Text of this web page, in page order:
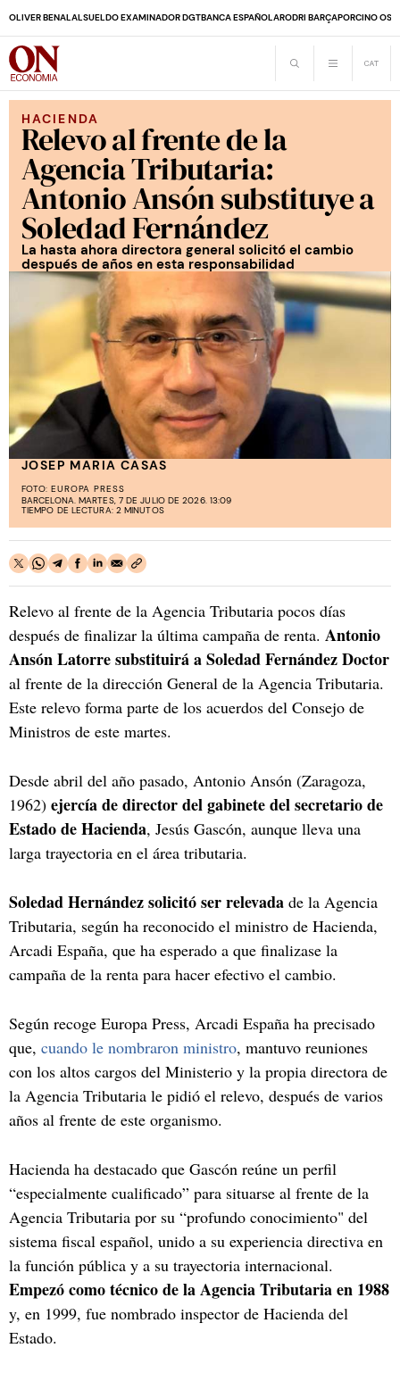
OLIVER BENALALSUELDO EXAMINADOR DGTBANCA ESPAÑOLARODRI BARÇAPORCINO
HACIENDA
Relevo al frente de la
Agencia Tributaria:
Antonio Ansón substituye a
Soledad Fernández
La hasta ahora directora general solicitó el cambio
después de años en esta responsabilidad
JOSEP MARIA CASAS
FOTO: EUROPA PRESS
BARCELONA. MARTES, 7 DE JULIO DE 2026. 13:09
TIEMPO DE LECTURA: 2 MINUTOS
Relevo al frente de la Agencia Tributaria pocos días
después de finalizar la última campaña de renta. Antonio
Ansón Latorre substituirá a Soledad Fernández Doctor
al frente de la dirección General de la Agencia Tributaria.
Este relevo forma parte de los acuerdos del Consejo de
Ministros de este martes.
Desde abril del año pasado, Antonio Ansón (Zaragoza,
1962) ejercía de director del gabinete del secretario de
Estado de Hacienda, Jesús Gascón, aunque lleva una
larga trayectoria en el área tributaria.
Soledad Hernández solicitó ser relevada de la Agencia
Tributaria, según ha reconocido el ministro de Hacienda,
Arcadi España, que ha esperado a que finalizase la
campaña de la renta para hacer efectivo el cambio.
Según recoge Europa Press, Arcadi España ha precisado
que, cuando le nombraron ministro, mantuvo reuniones
con los altos cargos del Ministerio y la propia directora de
la Agencia Tributaria le pidió el relevo, después de varios
años al frente de este organismo.
Hacienda ha destacado que Gascón reúne un perfil
“especialmente cualificado” para situarse al frente de la
Agencia Tributaria por su “profundo conocimiento" del
sistema fiscal español, unido a su experiencia directiva en
la función pública y a su trayectoria internacional.
Empezó como técnico de la Agencia Tributaria en 1988
y, en 1999, fue nombrado inspector de Hacienda del
Estado.